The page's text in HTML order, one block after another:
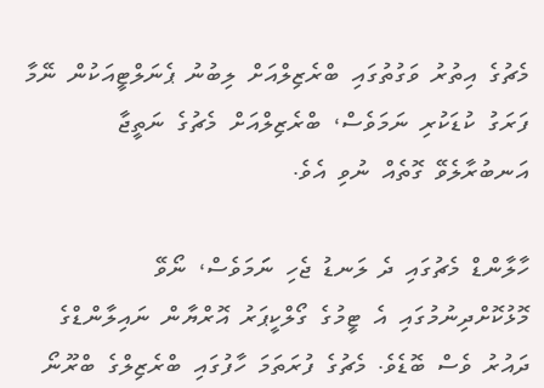
މެޗުގެ އިތުރު ވަގުތުގައި ބްރެޒިލްއަށް ލިބުނު ޕެނަލްޓީއަކުން ނޭމާ
ފަރަގު ކުޑަކުރި ނަމަވެސް، ބްރެޒިލްއަށް މެޗުގެ ނަތީޖާ
އަނބުރާލެވޭ ގޮތެއް ނުވި އެވެ.
ހާލާންޑް މެޗުގައި ދެ ލަނޑު ޖެހި ނަަމަވެސް، ނޯވޭ
މޮޅުކޮށްދިނުމުގައި އެ ޓީމުގެ ގޯލްކީޕަރު އޮރްޔާން ނައިލާންޑްގެ
ދައުރު ވެސް ބޮޑެވެ. މެޗުގެ ފުރަތަމަ ހާފުގައި ބްރެޒިލްގެ ބްރޫނޯ